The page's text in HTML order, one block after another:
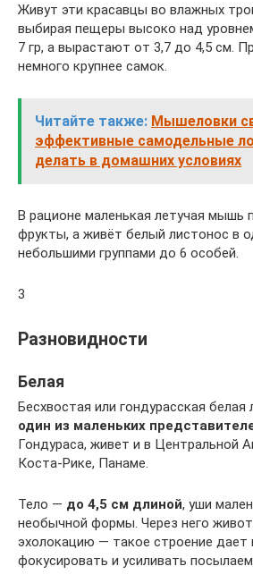
Живут эти красавцы во влажных
выбирая пещеры высоко над
7 гр, а вырастают от 3,7 до 4,5 см.
немного крупнее самок.
Читайте также: Мышеловки
эффективные самодельные
делать в домашних условиях
В рационе маленькая летучая мышь
фрукты, а живёт белый листонос в
небольшими группами до 6 особей.
3
Разновидности
Белая
Бесхвостая или гондурасская
один из маленьких
Гондураса, живет и в Центральной
Коста-Рике, Панаме.
Тело — до 4,5 см длиной, уши
необычной формы. Через него
эхолокацию — такое строение
фокусировать и усиливать